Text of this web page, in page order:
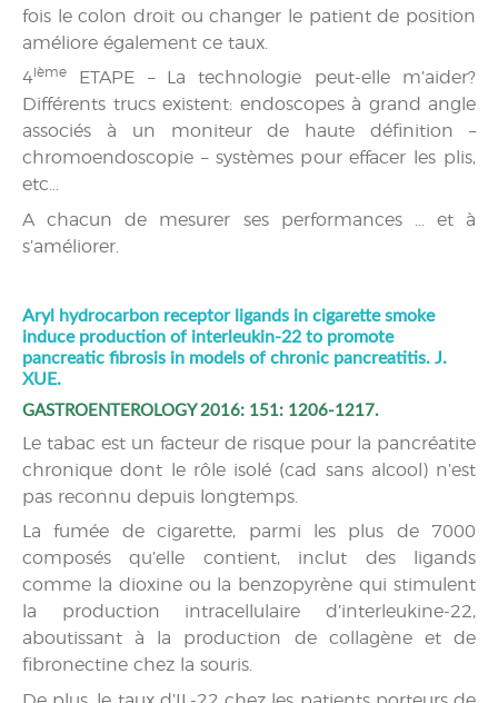
fois le colon droit ou changer le patient de position
améliore également ce taux.
4ième
ETAPE – La technologie peut-elle m’aider?
Différents trucs existent: endoscopes à grand angle
associés à un moniteur de haute définition –
chromoendoscopie – systèmes pour effacer les plis,
etc…
A chacun de mesurer ses performances … et à
s’améliorer.
Aryl hydrocarbon receptor ligands in cigarette smoke
induce production of interleukin-22 to promote
pancreatic fibrosis in models of chronic pancreatitis. J.
XUE.
GASTROENTEROLOGY 2016: 151: 1206-1217.
Le tabac est un facteur de risque pour la pancréatite
chronique dont le rôle isolé (cad sans alcool) n’est
pas reconnu depuis longtemps.
La fumée de cigarette, parmi les plus de 7000
composés qu’elle contient, inclut des ligands
comme la dioxine ou la benzopyrène qui stimulent
la production intracellulaire d’interleukine-22,
aboutissant à la production de collagène et de
fibronectine chez la souris.